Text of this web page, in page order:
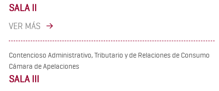
SALA II
VER MÁS
Contencioso Administrativo, Tributario y de Relaciones de Consumo
Cámara de Apelaciones
SALA III